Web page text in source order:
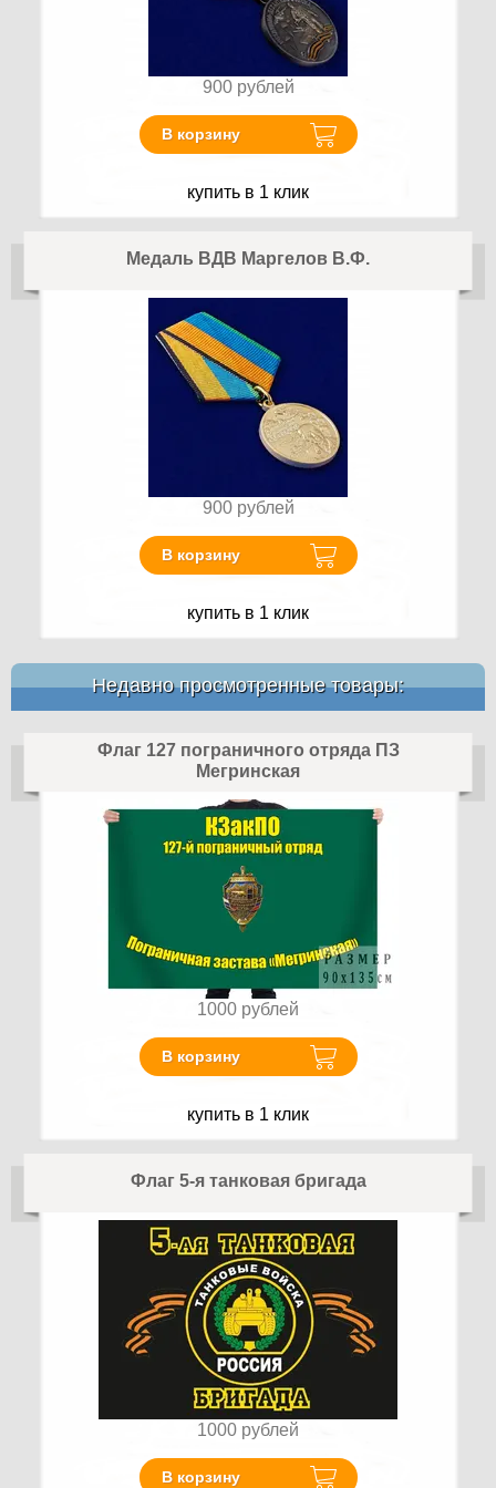
900 рублей
В корзину
купить в 1 клик
Медаль ВДВ Маргелов В.Ф.
900 рублей
В корзину
купить в 1 клик
Недавно просмотренные товары:
Флаг 127 пограничного отряда ПЗ
Мегринская
1000 рублей
В корзину
купить в 1 клик
Флаг 5-я танковая бригада
1000 рублей
В корзину